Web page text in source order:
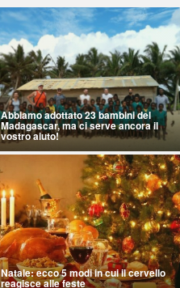
Abbiamo adottato 23 bambini del
Madagascar, ma ci serve ancora il
vostro aiuto!
Natale: ecco 5 modi in cui il cervello
reagisce alle feste